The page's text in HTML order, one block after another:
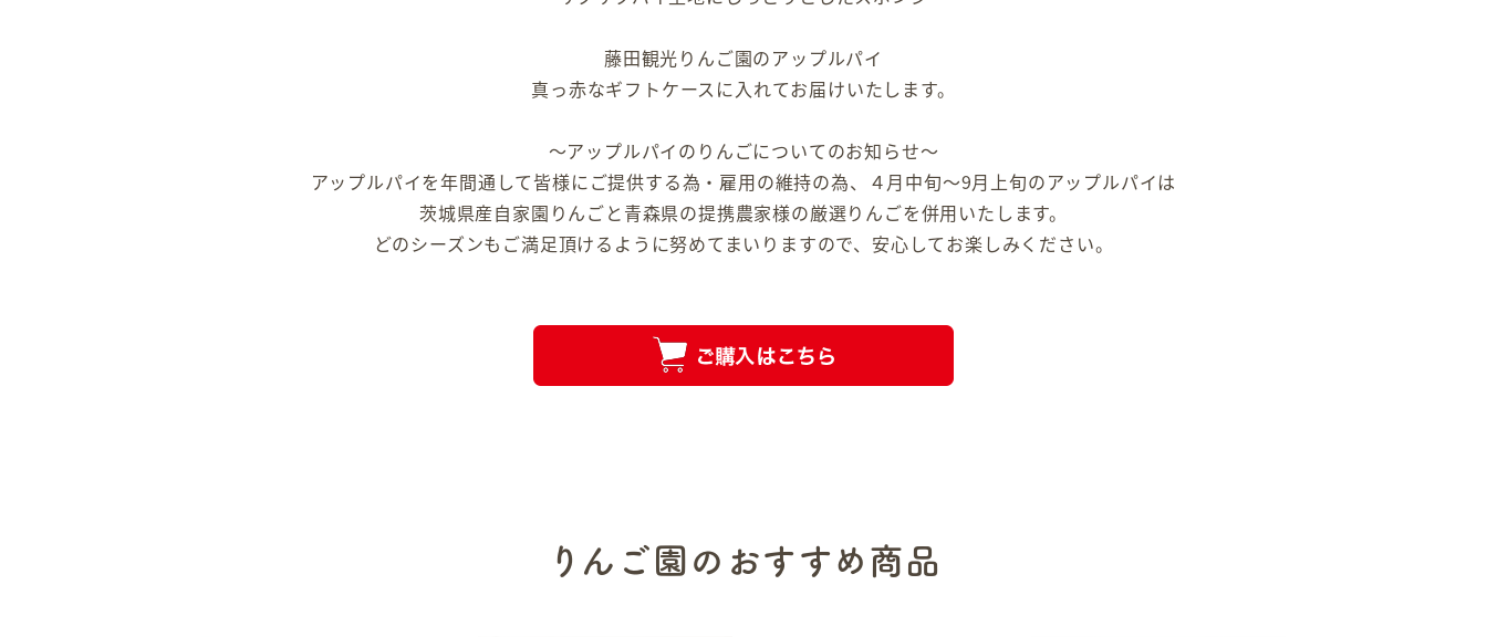
藤田観光りんご園のアップルパイ
真っ赤なギフトケースに入れてお届けいたします。
〜アップルパイのりんごについてのお知らせ〜
アップルパイを年間通して皆様にご提供する為・雇用の維持の為、４月中旬〜9月上旬のアップルパイは
茨城県産自家園りんごと青森県の提携農家様の厳選りんごを併用いたします。
どのシーズンもご満足頂けるように努めてまいりますので、安心してお楽しみください。
りんご園のおすすめ商品